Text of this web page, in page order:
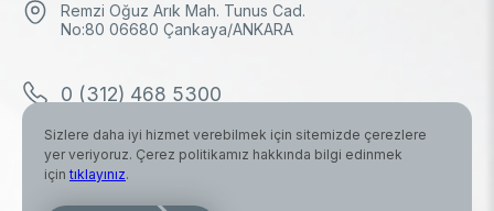
Remzi Oğuz Arık Mah. Tunus Cad.
No:80 06680 Çankaya/ANKARA
0 (312) 468 5300
0 (312) 298 1000
tubitak.baskanlik@tubitak.hs03.kep.tr
Sizlere daha iyi hizmet verebilmek için sitemizde çerezlere
yer veriyoruz. Çerez politikamız hakkında bilgi edinmek
için tıklayınız.